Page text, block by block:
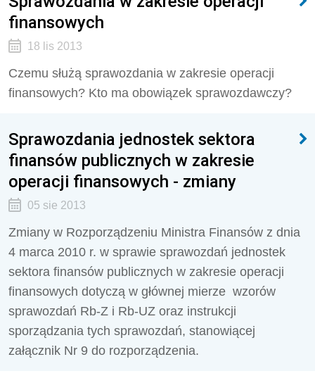
finansowych
18 lis 2013
Czemu służą sprawozdania w zakresie operacji
finansowych? Kto ma obowiązek sprawozdawczy?
Sprawozdania jednostek sektora
finansów publicznych w zakresie
operacji finansowych - zmiany
05 sie 2013
Zmiany w Rozporządzeniu Ministra Finansów z dnia
4 marca 2010 r. w sprawie sprawozdań jednostek
sektora finansów publicznych w zakresie operacji
finansowych dotyczą w głównej mierze wzorów
sprawozdań Rb-Z i Rb-UZ oraz instrukcji
sporządzania tych sprawozdań, stanowiącej
załącznik Nr 9 do rozporządzenia.